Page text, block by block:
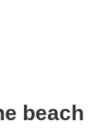
beach